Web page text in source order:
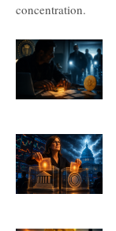
concentration.